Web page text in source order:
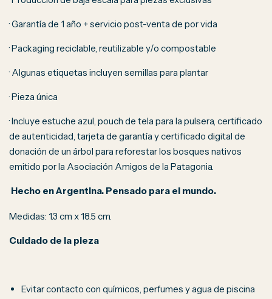
· Garantía de 1 año + servicio post-venta de por vida
· Packaging reciclable, reutilizable y/o compostable
· Algunas etiquetas incluyen semillas para plantar
· Pieza única
· Incluye estuche azul, pouch de tela para la pulsera, certificado
de autenticidad, tarjeta de garantía y certificado digital de
donación de un árbol para reforestar los bosques nativos
emitido por la Asociación Amigos de la Patagonia.
Hecho en Argentina. Pensado para el mundo.
Medidas: 1.3 cm x 18.5 cm.
Cuidado de la pieza
Evitar contacto con químicos, perfumes y agua de piscina